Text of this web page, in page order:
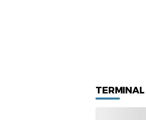
TERMINAL